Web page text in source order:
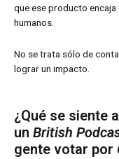
que ese producto
humanos.
No se trata sólo de
lograr un impacto.
¿Qué se siente
un British
gente votar por